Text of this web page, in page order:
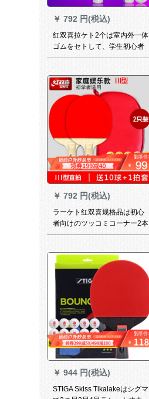
￥ 792 円(税込)
红双喜拉ケト2个は室内外一体
ゴムをセトして、学生初心者
向けのシングルケラッケトで
￥ 792 円(税込)
ラーケト红双喜规格品は初心
者向けのツッコミコーナー2本
入のIII型スト2本で10球＋1セ
￥ 944 円(税込)
STIGA Skiss Tikalakeはシグマ